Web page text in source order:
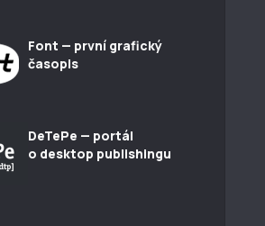
Font — první grafický
časopis
DeTePe — portál
o desktop publishingu